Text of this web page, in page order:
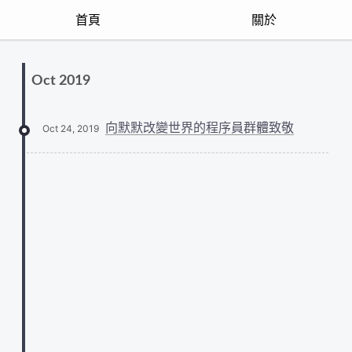
首頁 關於
Oct 2019
向默默改變世界的程序員群體致敬
Oct 24, 2019